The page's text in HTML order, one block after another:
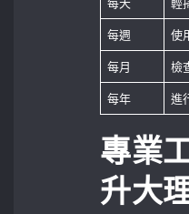
每週
使
每月
檢
每年
進
專業
升大